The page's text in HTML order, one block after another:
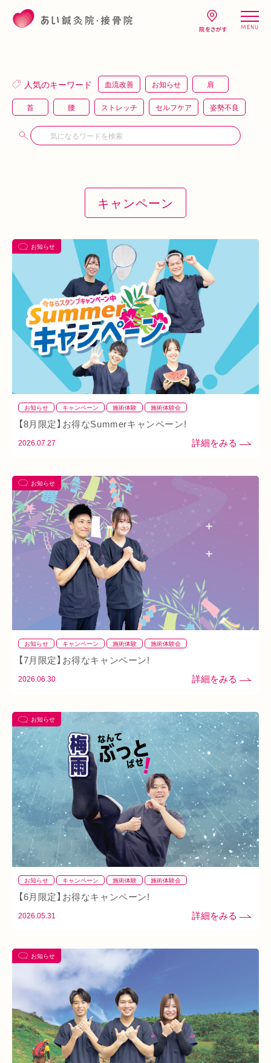
MENU
人気のキーワード 血流改善 お知らせ 肩
首 腰 ストレッチ セルフケア 姿勢不良
頭痛 疲労 キャンペーン 鍼灸 骨盤矯正
運動 土曜営業
あいSHOP 矯正 むくみ 睡眠不足
対応できる症状 上本町 土・祝営業
ダイエット ふくらはぎ ストレス 背骨
腕 シワ・シミ・たるみ 手首 谷9
梅雨 四十肩 五十肩 代謝 めまい
眼精疲労 スマホ首 美肌 自律神経失調症 寝違え
美容鍼 熱中症 夏バテ 寺田町
オープン 秋バテ 冬バテ こむら返り
ストレートネック 酵素ドリンク ファスティング
日焼け 地下街 本町 阪急桂駅 天満橋
天王寺 頸椎椎間板ヘルニア
脱水症状 反り腰 湿気 なんばウォーク
イオンタウン小阪 今里 クリスタ長堀
八戸ノ里駅 呼吸 玉造
キャンペーン
お知らせ
お知らせ キャンペーン 施術体験 施術体験会
【8月限定】お得なSummerキャンペーン!
2026.07.27
お知らせ
お知らせ キャンペーン 施術体験 施術体験会
【7月限定】お得なキャンペーン!
2026.06.30
お知らせ
お知らせ キャンペーン 施術体験 施術体験会
【6月限定】お得なキャンペーン!
2026.05.31
お知らせ